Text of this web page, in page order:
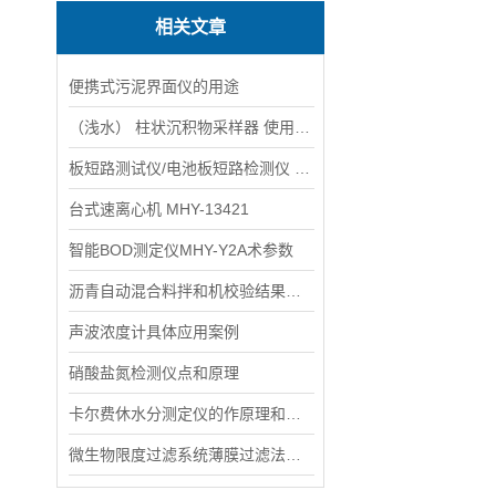
相关文章
便携式污泥界面仪的用途
台式速离心机 MHY-13421
智能BOD测定仪MHY-Y2A术参数
声波浓度计具体应用案例
硝酸盐氮检测仪点和原理